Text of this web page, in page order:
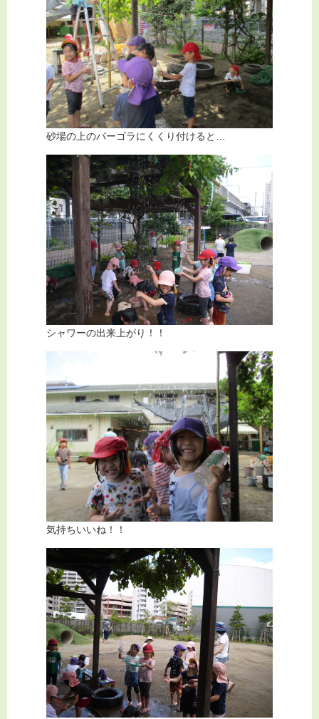
砂場の上のパーゴラにくくり付けると…
シャワーの出来上がり！！
気持ちいいね！！